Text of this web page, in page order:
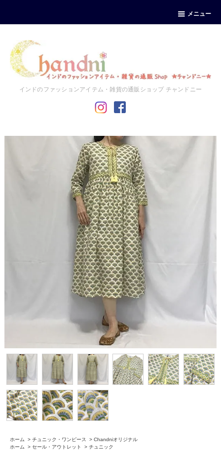
メニュー
インドのファッションアイテム・雑貨の通販ショップ チャンドニー
ホーム > チュニック・ワンピース > Chandniオリジナル
ホーム
> セール・アウトレット > チュニック